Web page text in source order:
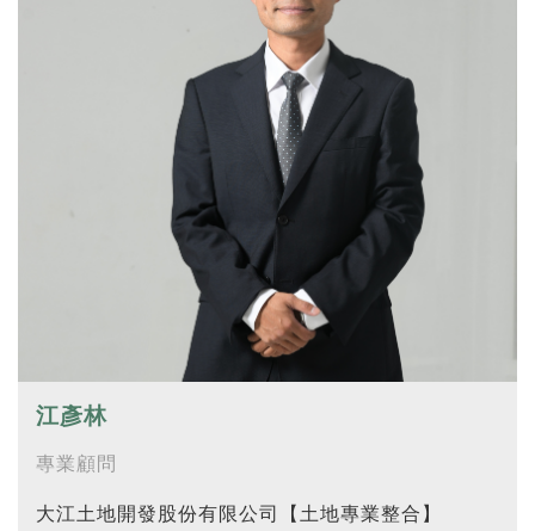
江彥林
專業顧問
大江土地開發股份有限公司【土地專業整合】